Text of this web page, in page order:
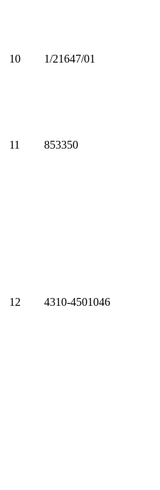
10 1/21647/01
11 853350
12 4310-4501046